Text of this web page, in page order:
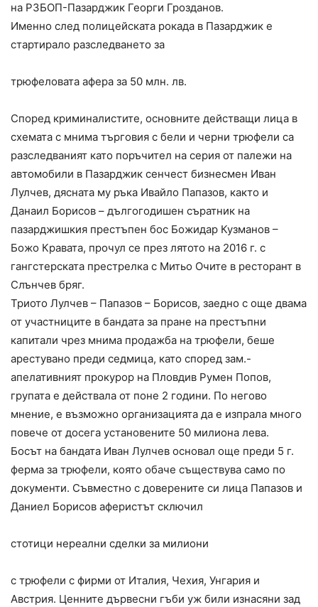
на РЗБОП-Пазарджик Георги Грозданов.
Именно след полицейската рокада в Пазарджик е
стартирало разследването за
трюфеловата афера за 50 млн. лв.
Според криминалистите, основните действащи лица в
схемата с мнима търговия с бели и черни трюфели са
разследваният като поръчител на серия от палежи на
автомобили в Пазарджик сенчест бизнесмен Иван
Лулчев, дясната му ръка Ивайло Папазов, както и
Данаил Борисов – дългогодишен съратник на
пазарджишкия престъпен бос Божидар Кузманов –
Божо Кравата, прочул се през лятото на 2016 г. с
гангстерската престрелка с Митьо Очите в ресторант в
Слънчев бряг.
Триото Лулчев – Папазов – Борисов, заедно с още двама
от участниците в бандата за пране на престъпни
капитали чрез мнима продажба на трюфели, беше
арестувано преди седмица, като според зам.-
апелативният прокурор на Пловдив Румен Попов,
групата е действала от поне 2 години. По негово
мнение, е възможно организацията да е изпрала много
повече от досега установените 50 милиона лева.
Босът на бандата Иван Лулчев основал още преди 5 г.
ферма за трюфели, която обаче съществува само по
документи. Съвместно с доверените си лица Папазов и
Даниел Борисов аферистът сключил
стотици нереални сделки за милиони
с трюфели с фирми от Италия, Чехия, Унгария и
Австрия. Ценните дървесни гъби уж били изнасяни зад